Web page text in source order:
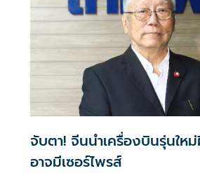
จับตา! จีนนำเครื่องบินรุ่นให
อาจมีเซอร์ไพรส์